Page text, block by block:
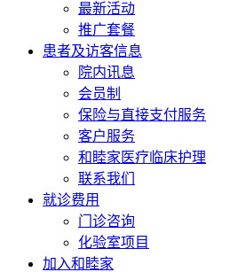
最新活动
推广套餐
患者及访客信息
院内讯息
会员制
保险与直接支付服务
客户服务
和睦家医疗临床护理
联系我们
就诊费用
门诊咨询
化验室项目
加入和睦家